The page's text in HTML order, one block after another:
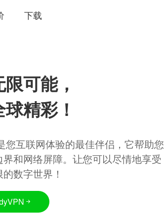
下载
可能，
精彩！
您互联网体验的最佳伴侣，它帮助您
界和网络屏障。让您可以尽情地享受
数字世界！